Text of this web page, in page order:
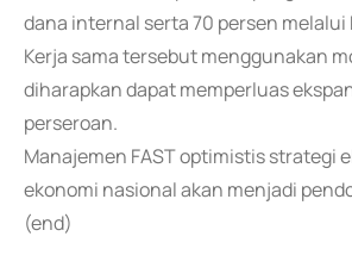
dana internal serta 70 persen
Kerja sama tersebut menggunakan
diharapkan dapat memperluas
perseroan.
Manajemen FAST optimistis strategi
ekonomi nasional akan menjadi
(end)